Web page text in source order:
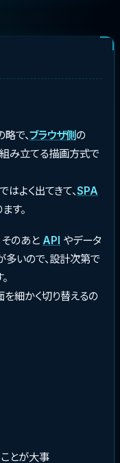
略で、ブラウザ側 の
み立てる描画方式で
ではよく出てきて、SPA
す。
のあと API やデータ
いので、設計次第で
細かく切り替えるの
とが大事